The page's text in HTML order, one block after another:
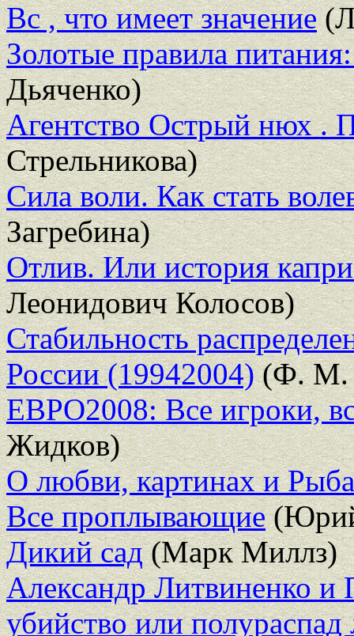
Вс , что имеет значение
Золотые правила
Дьяченко)
Агентство Острый нюх .
Стрельникова)
Сила воли. Как стать
Загребина)
Отлив. Или история
Леонидович Колосов)
Стабильность
России (19942004)(Ф. М.
ЕВРО2008: Все игроки,
Жидков)
О любви, картинах и
Все проплывающие
Дикий сад(Марк Миллз)
Александр Литвиненко и
убийство или